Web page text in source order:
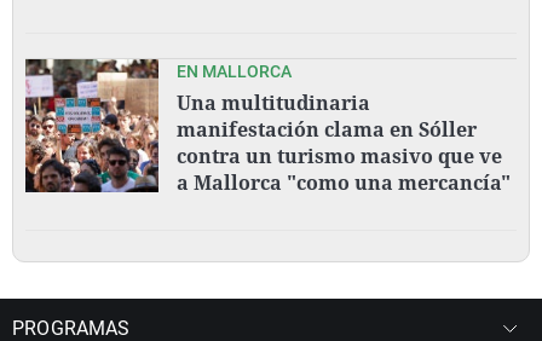
EN MALLORCA
Una multitudinaria
manifestación clama en Sóller
contra un turismo masivo que ve
a Mallorca "como una mercancía"
PROGRAMAS